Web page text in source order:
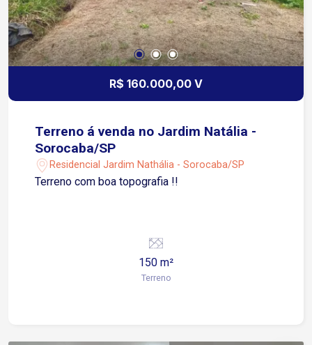
R$ 160.000,00 V
Terreno á venda no Jardim Natália -
Sorocaba/SP
Residencial Jardim Nathália - Sorocaba/SP
Terreno com boa topografia !!
150 m²
Terreno